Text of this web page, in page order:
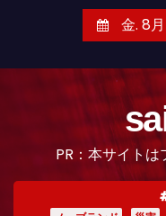
金. 8
PR：本サイト